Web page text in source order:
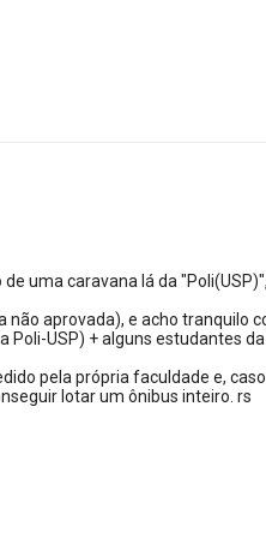
uma caravana lá da
aprovada), e acho tranquilo
USP) + alguns estudantes
pela própria faculdade e,
lotar um ônibus inteiro. rs